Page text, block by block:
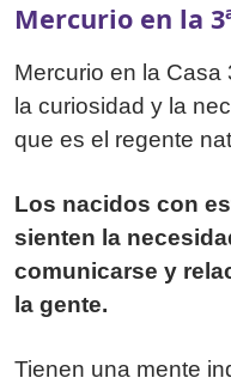
Mercurio en la
Mercurio en la Casa
la curiosidad y la
que es el regente
Los nacidos con
sienten la
comunicarse y
la gente.
Tienen una mente